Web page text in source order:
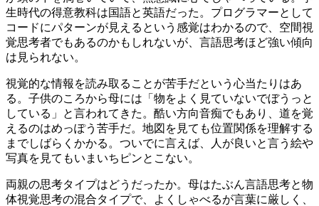
生時代の得意教科は国語と英語だった。プログラマーとして
コードにパターンが見えるという感覚はわかるので、空間視
覚思考者でもあるのかもしれないが、言語思考ほど強い傾向
は見られない。
視覚的な情報を読み取ることが苦手だという心当たりはあ
る。子供のころから母には「物をよく見ていないでぼうっと
している」と言われてきた。酷い方向音痴でもあり、道を覚
えるのはめっぽう苦手だ。地図を見ても位置関係を理解する
までしばらくかかる。ついでに言えば、人が良いと言う絵や
写真を見てもいまいちピンとこない。
両親の思考タイプはどうだったか。母はたぶん言語思考と物
体視覚思考の混合タイプで、よくしゃべるが言葉に厳しく、